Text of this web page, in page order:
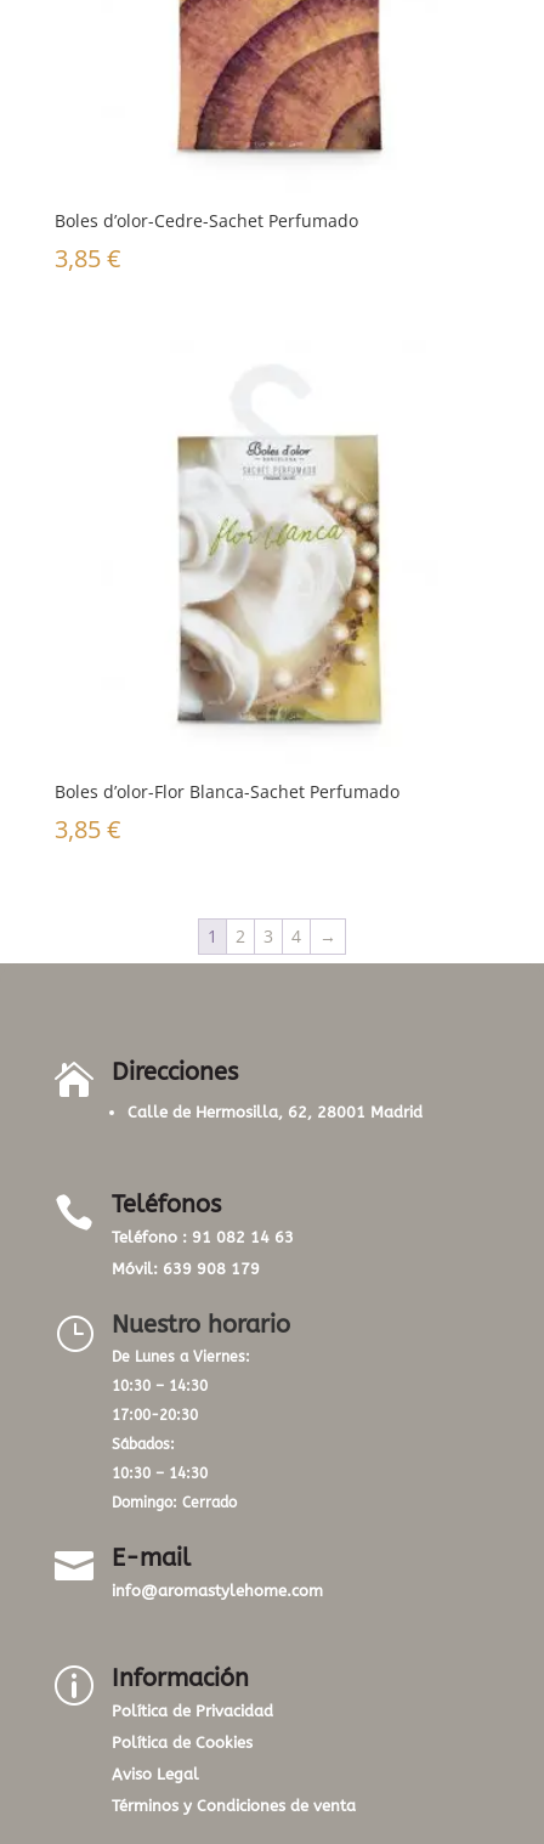
Boles d’olor-Cedre-Sachet Perfumado
3,85€
Boles d’olor-Flor Blanca-Sachet Perfumado
3,85€
1 2 3 4 →
 Direcciones
Calle de Hermosilla, 62, 28001 Madrid
 Teléfonos
Teléfono : 91 082 14 63
Móvil: 639 908 179
} Nuestro horario
De Lunes a Viernes:
10:30 – 14:30
17:00-20:30
Sábados:
10:30 – 14:30
Domingo: Cerrado
 E-mail
info@aromastylehome.com
p Información
Política de Privacidad
Política de Cookies
Aviso Legal
Términos y Condiciones de venta